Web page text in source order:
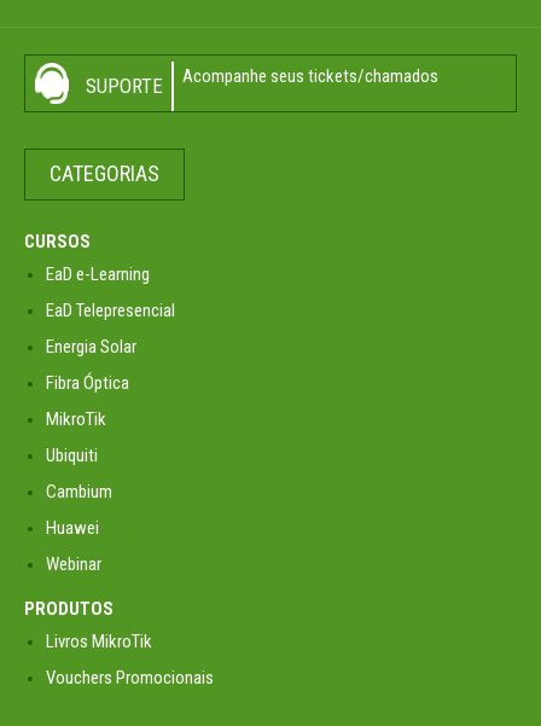
SUPORTE Acompanhe seus tickets/chamados
CATEGORIAS
CURSOS
EaD e-Learning
EaD Telepresencial
Energia Solar
Fibra Óptica
MikroTik
Ubiquiti
Cambium
Huawei
Webinar
PRODUTOS
Livros MikroTik
Vouchers Promocionais